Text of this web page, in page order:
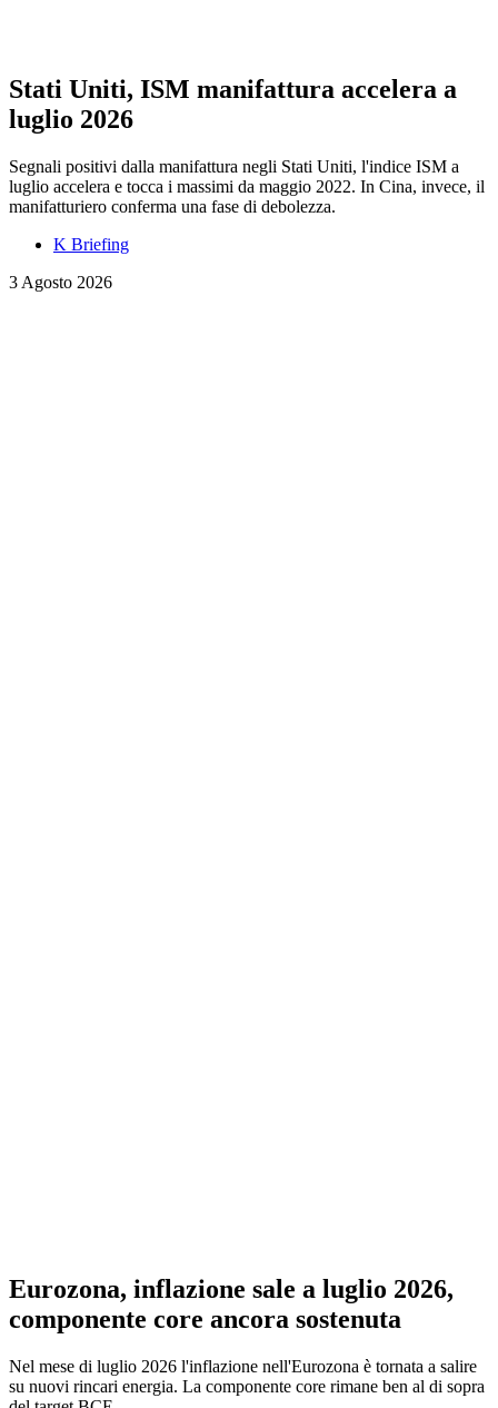
Stati Uniti, ISM manifattura accelera a
luglio 2026
Segnali positivi dalla manifattura negli Stati Uniti, l'indice ISM a
luglio accelera e tocca i massimi da maggio 2022. In Cina, invece, il
manifatturiero conferma una fase di debolezza.
K Briefing
3 Agosto 2026
Eurozona, inflazione sale a luglio 2026,
componente core ancora sostenuta
Nel mese di luglio 2026 l'inflazione nell'Eurozona è tornata a salire
su nuovi rincari energia. La componente core rimane ben al di sopra